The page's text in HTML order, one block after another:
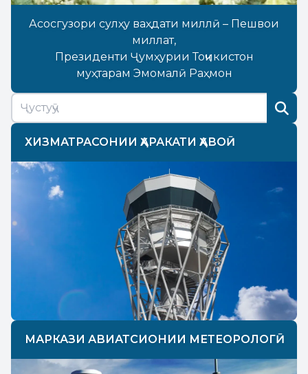
Асосгузори сулҳу ваҳдати миллӣ – Пешвои
миллат,
Президенти Ҷумҳурии Тоҷикистон
муҳтарам Эмомалӣ Раҳмон
ХИЗМАТРАСОНИИ ҲАРАКАТИ ҲАВОӢ
МАРКАЗИ АВИАТСИОНИИ МЕТЕОРОЛОГӢ